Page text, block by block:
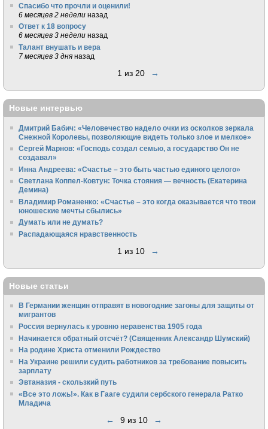
Спасибо что прочли и оценили!
6 месяцев 2 недели назад
Ответ к 18 вопросу
6 месяцев 3 недели назад
Талант внушать и вера
7 месяцев 3 дня назад
1 из 20 →
Новые интервью
Дмитрий Бабич: «Человечество надело очки из осколков зеркала
Снежной Королевы, позволяющие видеть только злое и мелкое»
Сергей Марнов: «Господь создал семью, а государство Он не
создавал»
Инна Андреева: «Счастье – это быть частью единого целого»
Светлана Коппел-Ковтун: Точка стояния — вечность (Екатерина
Демина)
Владимир Романенко: «Счастье – это когда оказывается что твои
юношеские мечты сбылись»
Думать или не думать?
Распадающаяся нравственность
1 из 10 →
Новые статьи
В Германии женщин отправят в новогодние загоны для защиты от
мигрантов
Россия вернулась к уровню неравенства 1905 года
Начинается обратный отсчёт? (Священник Александр Шумский)
На родине Христа отменили Рождество
На Украине решили судить работников за требование повысить
зарплату
Эвтаназия - скользкий путь
«Все это ложь!». Как в Гааге судили сербского генерала Ратко
Младича
← 9 из 10 →